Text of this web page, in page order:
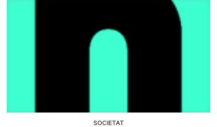
SOCIETAT